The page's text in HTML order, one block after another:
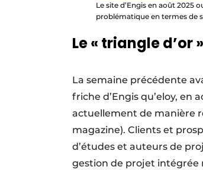
Le site d’Engis en août
problématique en termes de
Le « triangle d’or
La semaine précédente
friche d’Engis qu’eloy,
actuellement de manière
magazine). Clients et
d’études et auteurs de
gestion de projet intégrée